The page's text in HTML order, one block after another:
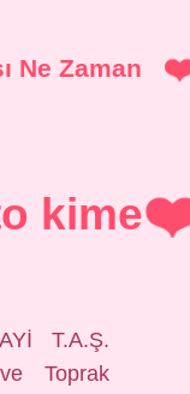
Ne Zaman
kime
T.A.Ş.
Toprak